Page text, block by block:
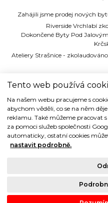
Zahájili jsme prodej nových
Riverside Vrchlabí
Dokončené Byty Pod
Ateliery Strašnice -
TIDE
Dřevná 2,
Tel:
e-mail:
Copyright © 1993-2018 TIDE
Tento web používá
Na našem webu pracujeme s
abychom věděli, co se na něm
reklamu. Také můžeme pracovat
za pomoci služeb společnosti
automaticky, ostatní cookies
nastavit podrobně.